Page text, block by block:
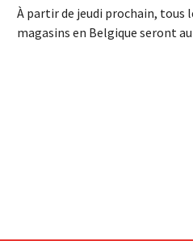
À partir de jeudi prochain, tous
magasins en Belgique seront